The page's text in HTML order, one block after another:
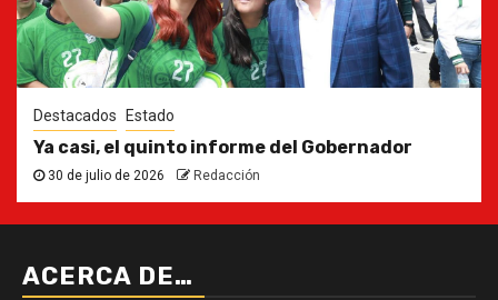
Destacados Estado
Ya casi, el quinto informe del Gobernador
30 de julio de 2026 Redacción
ACERCA DE…